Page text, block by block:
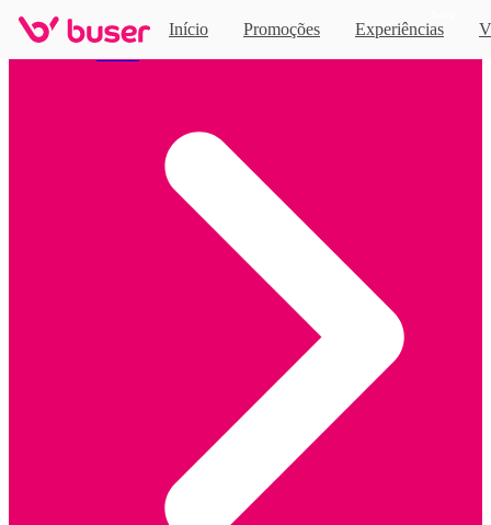
Início Promoções Experiências